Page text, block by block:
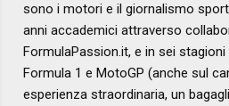
sono i motori e il giornalismo
anni accademici attraverso
FormulaPassion.it, e in sei
Formula 1 e MotoGP (anche sul
esperienza straordinaria, un